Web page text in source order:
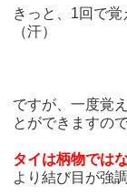
きっと、1回で
（汗）
ですが、一度覚
とができますの
タイは柄物では
より結び目が強